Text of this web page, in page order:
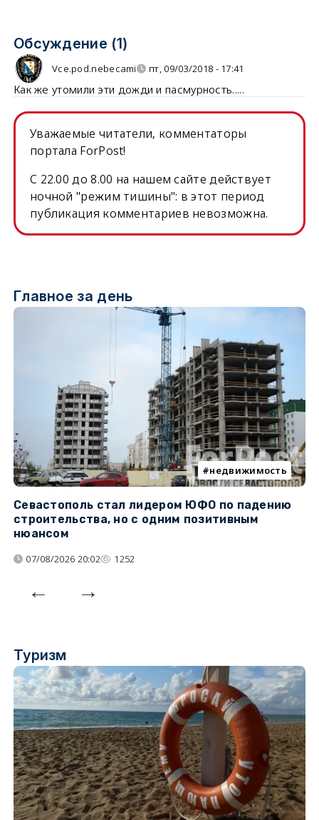
Обсуждение (1)
Vce.pod.nebecami пт, 09/03/2018 - 17:41
Как же утомили эти дожди и пасмурность.....
Уважаемые читатели, комментаторы
портала ForPost!
C 22.00 до 8.00 на нашем сайте действует
ночной "режим тишины": в этот период
публикация комментариев невозможна.
Главное за день
недвижимость
Севастополь стал лидером ЮФО по падению
строительства, но с одним позитивным
нюансом
07/08/2026 20:02 1252
Туризм